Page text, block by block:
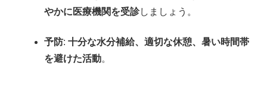
やかに医療機関を受診しましょう。
予防:十分な水分補給、適切な休憩、暑い時間帯
を避けた活動。